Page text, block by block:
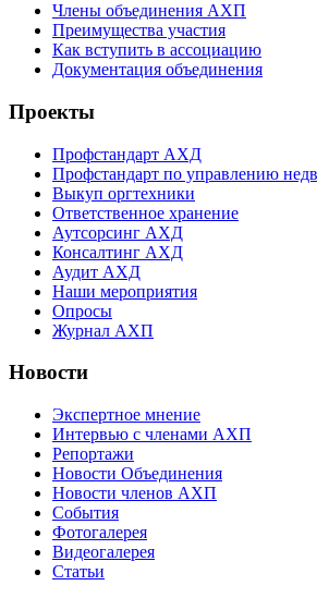
Члены объединения АХП
Преимущества участия
Как вступить в ассоциацию
Документация объединения
Проекты
Профстандарт АХД
Профстандарт по управлению
Выкуп оргтехники
Ответственное хранение
Аутсорсинг АХД
Консалтинг АХД
Аудит АХД
Наши мероприятия
Опросы
Журнал АХП
Новости
Экспертное мнение
Интервью с членами АХП
Репортажи
Новости Объединения
Новости членов АХП
События
Фотогалерея
Видеогалерея
Статьи